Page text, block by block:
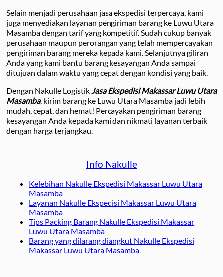
Selain menjadi perusahaan jasa ekspedisi terpercaya, kami
juga menyediakan layanan pengiriman barang ke Luwu Utara
Masamba dengan tarif yang kompetitif. Sudah cukup banyak
perusahaan maupun perorangan yang telah mempercayakan
pengiriman barang mereka kepada kami. Selanjutnya giliran
Anda yang kami bantu barang kesayangan Anda sampai
ditujuan dalam waktu yang cepat dengan kondisi yang baik.
Dengan Nakulle LogistikJasa Ekspedisi Makassar Luwu Utara
Masamba, kirim barang ke Luwu Utara Masamba jadi lebih
mudah, cepat, dan hemat! Percayakan pengiriman barang
kesayangan Anda kepada kami dan nikmati layanan terbaik
dengan harga terjangkau.
Info Nakulle
Kelebihan Nakulle Ekspedisi Makassar Luwu Utara
Masamba
Layanan Nakulle Ekspedisi Makassar Luwu Utara
Masamba
Tips Packing Barang Nakulle Ekspedisi Makassar
Luwu Utara Masamba
Barang yang dilarang diangkut Nakulle Ekspedisi
Makassar Luwu Utara Masamba